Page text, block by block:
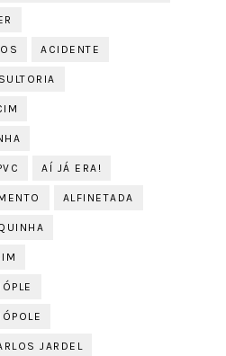
ACIDENTE
AÍ JÁ ERA!
ALFINETADA
JARDEL